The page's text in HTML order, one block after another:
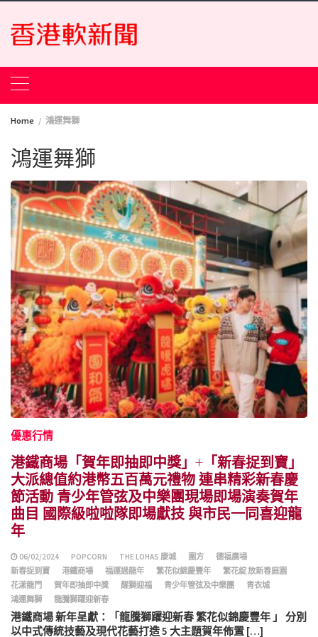
Skip
content
Home 鴻運舞獅
鴻運舞獅
優惠行情
港鐵商場「賀年即抽即中獎」+「新春捉到寶」
大派總值約港幣五百萬元禮物 連串精彩新春慶
節活動 青少年管弦及中樂團現場即場演奏賀年
曲目 國際級啦啦隊即場獻技 與市民一同喜迎龍
年
06/02/2024 POPCORN THE LOHAS 康城 圍方
德福廣場
新春捉到寶
港鐵商場 福運過龍年 繁花似錦慶豐年
繁花綻 放新春庭園
花漾龍門
賀年即抽即中獎 醒獅迎福 青少年管弦及中樂團
青衣城
鴻運舞獅
龍騰獅躍迎新春
港鐵商場 新年呈獻：「龍騰獅躍迎新春 繁花似錦慶豐年 」 分別
以中式傳統技藝及現代花藝打造 5 大主題賀年佈置 […]